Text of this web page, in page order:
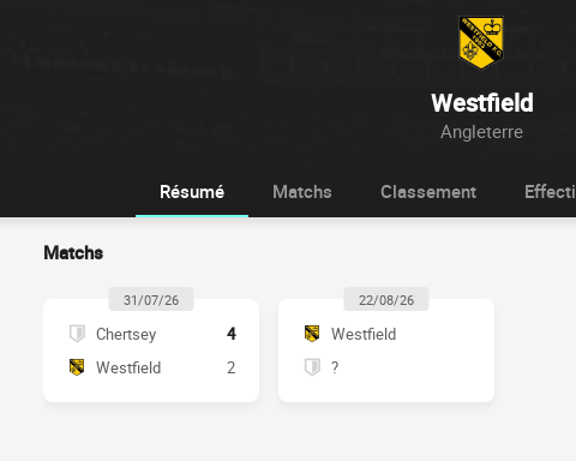
Westfield
Angleterre
Résumé Matchs Classement
Matchs
31/07/26
Chertsey
4
Westfield
2
22/08/26
Westfield
?